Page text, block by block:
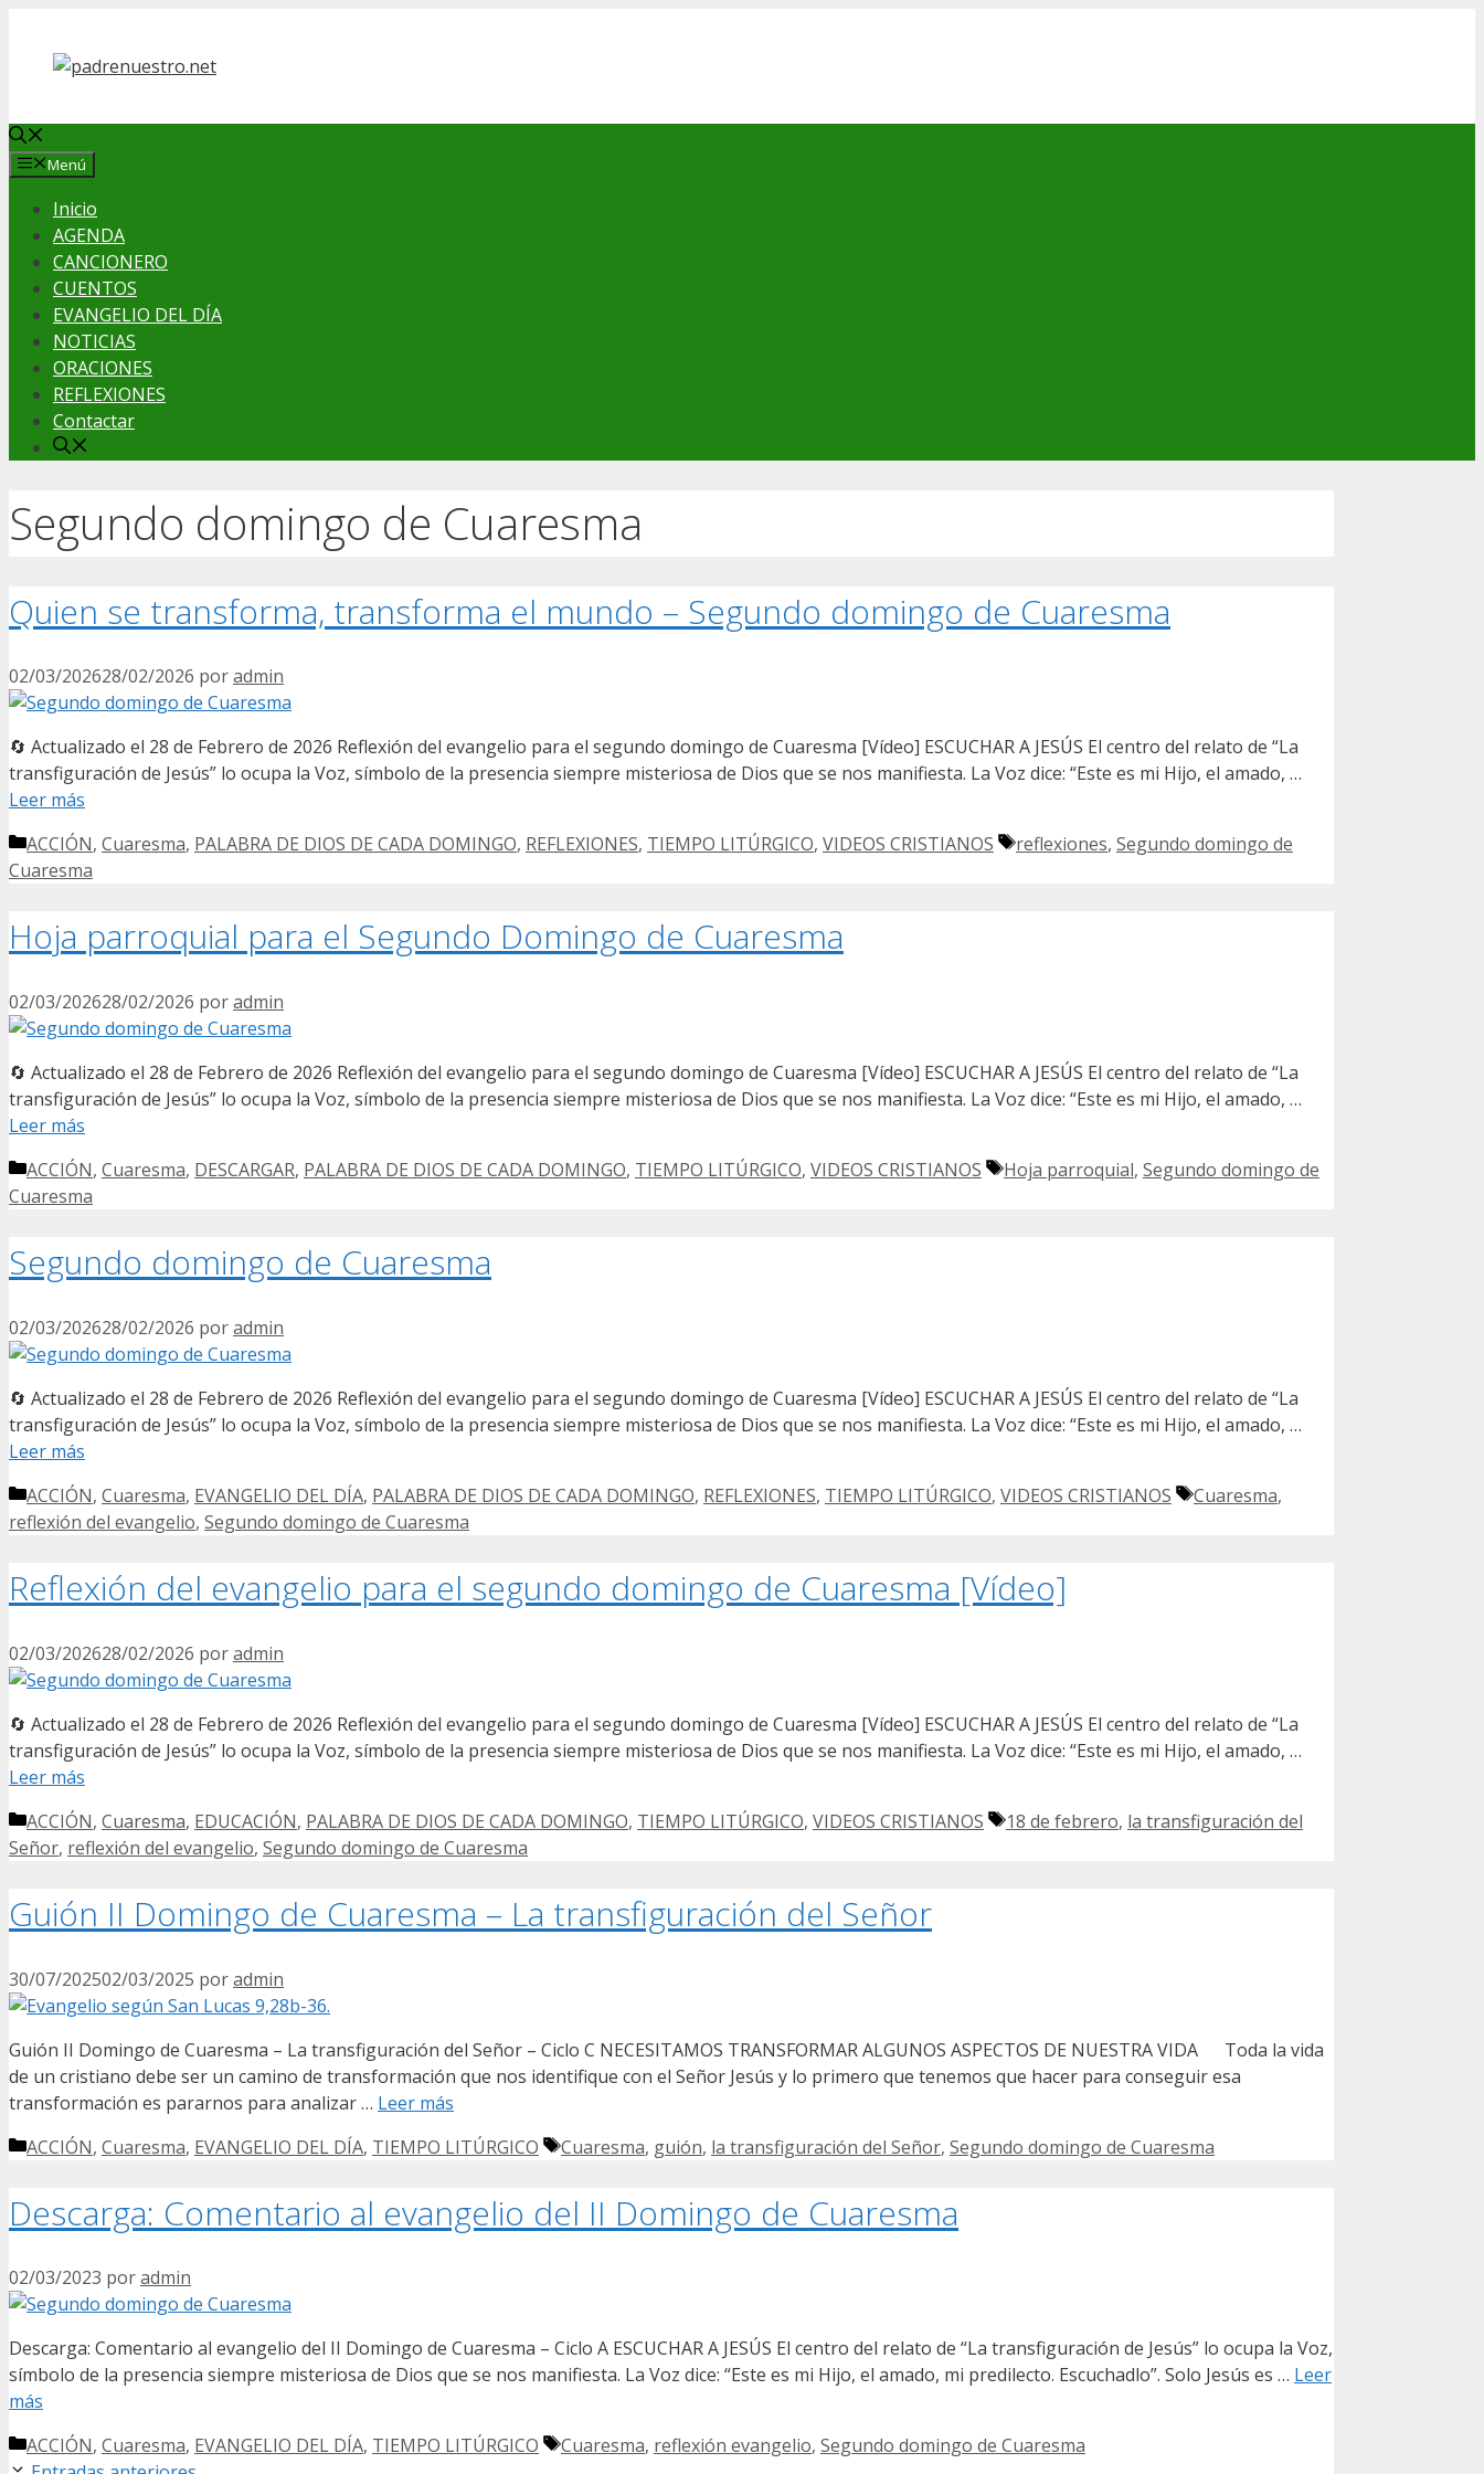
contenido
Menú
Inicio
AGENDA
CANCIONERO
CUENTOS
EVANGELIO DEL DÍA
NOTICIAS
ORACIONES
REFLEXIONES
Contactar
Segundo domingo de Cuaresma
Quien se transforma, transforma el mundo – Segundo domingo de Cuaresma
02/03/202628/02/2026 poradmin
🔄 Actualizado el 28 de Febrero de 2026 Reflexión del evangelio para el segundo domingo de Cuaresma [Vídeo] ESCUCHAR A JESÚS El centro del relato de “La
transfiguración de Jesús” lo ocupa la Voz, símbolo de la presencia siempre misteriosa de Dios que se nos manifiesta. La Voz dice: “Este es mi Hijo, el amado, …
Leer más
Categorías
ACCIÓN, Cuaresma, PALABRA DE DIOS DE CADA DOMINGO, REFLEXIONES, TIEMPO LITÚRGICO, VIDEOS CRISTIANOS Etiquetas
reflexiones, Segundo domingo de
Cuaresma
Hoja parroquial para el Segundo Domingo de Cuaresma
02/03/202628/02/2026 poradmin
🔄 Actualizado el 28 de Febrero de 2026 Reflexión del evangelio para el segundo domingo de Cuaresma [Vídeo] ESCUCHAR A JESÚS El centro del relato de “La
transfiguración de Jesús” lo ocupa la Voz, símbolo de la presencia siempre misteriosa de Dios que se nos manifiesta. La Voz dice: “Este es mi Hijo, el amado, …
Leer más
Categorías
ACCIÓN, Cuaresma, DESCARGAR, PALABRA DE DIOS DE CADA DOMINGO, TIEMPO LITÚRGICO, VIDEOS CRISTIANOS Etiquetas
Hoja parroquial, Segundo domingo de
Cuaresma
Segundo domingo de Cuaresma
02/03/202628/02/2026 poradmin
🔄 Actualizado el 28 de Febrero de 2026 Reflexión del evangelio para el segundo domingo de Cuaresma [Vídeo] ESCUCHAR A JESÚS El centro del relato de “La
transfiguración de Jesús” lo ocupa la Voz, símbolo de la presencia siempre misteriosa de Dios que se nos manifiesta. La Voz dice: “Este es mi Hijo, el amado, …
Leer más
Categorías
ACCIÓN, Cuaresma, EVANGELIO DEL DÍA, PALABRA DE DIOS DE CADA DOMINGO, REFLEXIONES, TIEMPO LITÚRGICO, VIDEOS CRISTIANOS Etiquetas
Cuaresma,
reflexión del evangelio, Segundo domingo de Cuaresma
Reflexión del evangelio para el segundo domingo de Cuaresma [Vídeo]
02/03/202628/02/2026 poradmin
🔄 Actualizado el 28 de Febrero de 2026 Reflexión del evangelio para el segundo domingo de Cuaresma [Vídeo] ESCUCHAR A JESÚS El centro del relato de “La
transfiguración de Jesús” lo ocupa la Voz, símbolo de la presencia siempre misteriosa de Dios que se nos manifiesta. La Voz dice: “Este es mi Hijo, el amado, …
Leer más
Categorías
ACCIÓN, Cuaresma, EDUCACIÓN, PALABRA DE DIOS DE CADA DOMINGO, TIEMPO LITÚRGICO, VIDEOS CRISTIANOS Etiquetas
18 de febrero, la transfiguración del
Señor, reflexión del evangelio, Segundo domingo de Cuaresma
Guión II Domingo de Cuaresma – La transfiguración del Señor
30/07/202502/03/2025 poradmin
Guión II Domingo de Cuaresma – La transfiguración del Señor – Ciclo C NECESITAMOS TRANSFORMAR ALGUNOS ASPECTOS DE NUESTRA VIDA Toda la vida
de un cristiano debe ser un camino de transformación que nos identifique con el Señor Jesús y lo primero que tenemos que hacer para conseguir esa
transformación es pararnos para analizar … Leer más
Categorías
ACCIÓN, Cuaresma, EVANGELIO DEL DÍA, TIEMPO LITÚRGICO Etiquetas
Cuaresma, guión, la transfiguración del Señor, Segundo domingo de Cuaresma
Descarga: Comentario al evangelio del II Domingo de Cuaresma
02/03/2023 poradmin
Descarga: Comentario al evangelio del II Domingo de Cuaresma – Ciclo A ESCUCHAR A JESÚS El centro del relato de “La transfiguración de Jesús” lo ocupa la Voz,
símbolo de la presencia siempre misteriosa de Dios que se nos manifiesta. La Voz dice: “Este es mi Hijo, el amado, mi predilecto. Escuchadlo”. Solo Jesús es … Leer
más
Categorías
ACCIÓN, Cuaresma, EVANGELIO DEL DÍA, TIEMPO LITÚRGICO Etiquetas
Cuaresma, reflexión evangelio, Segundo domingo de Cuaresma